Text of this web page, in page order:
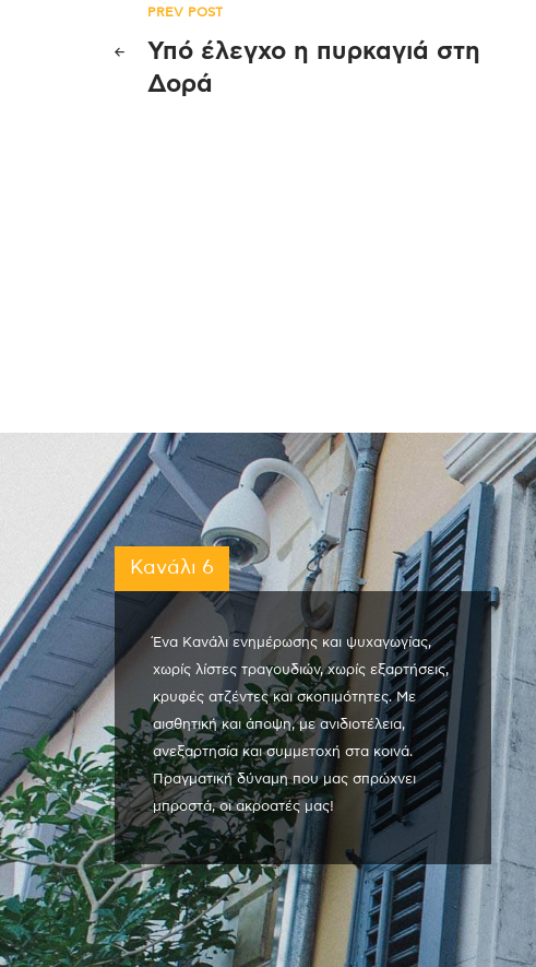
Πλοήγηση
άρθρων
PREV POST
Υπό έλεγχο η πυρκαγιά στη
Δορά
Κανάλι 6
Ένα Κανάλι ενημέρωσης και ψυχαγωγίας,
χωρίς λίστες τραγουδιών, χωρίς εξαρτήσεις,
κρυφές ατζέντες και σκοπιμότητες. Με
αισθητική και άποψη, με ανιδιοτέλεια,
ανεξαρτησία και συμμετοχή στα κοινά.
Πραγματική δύναμη που μας σπρώχνει
μπροστά, οι ακροατές μας!